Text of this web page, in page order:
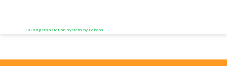
FaLang translation system by Faboba
Année
Mois
Année
Mois